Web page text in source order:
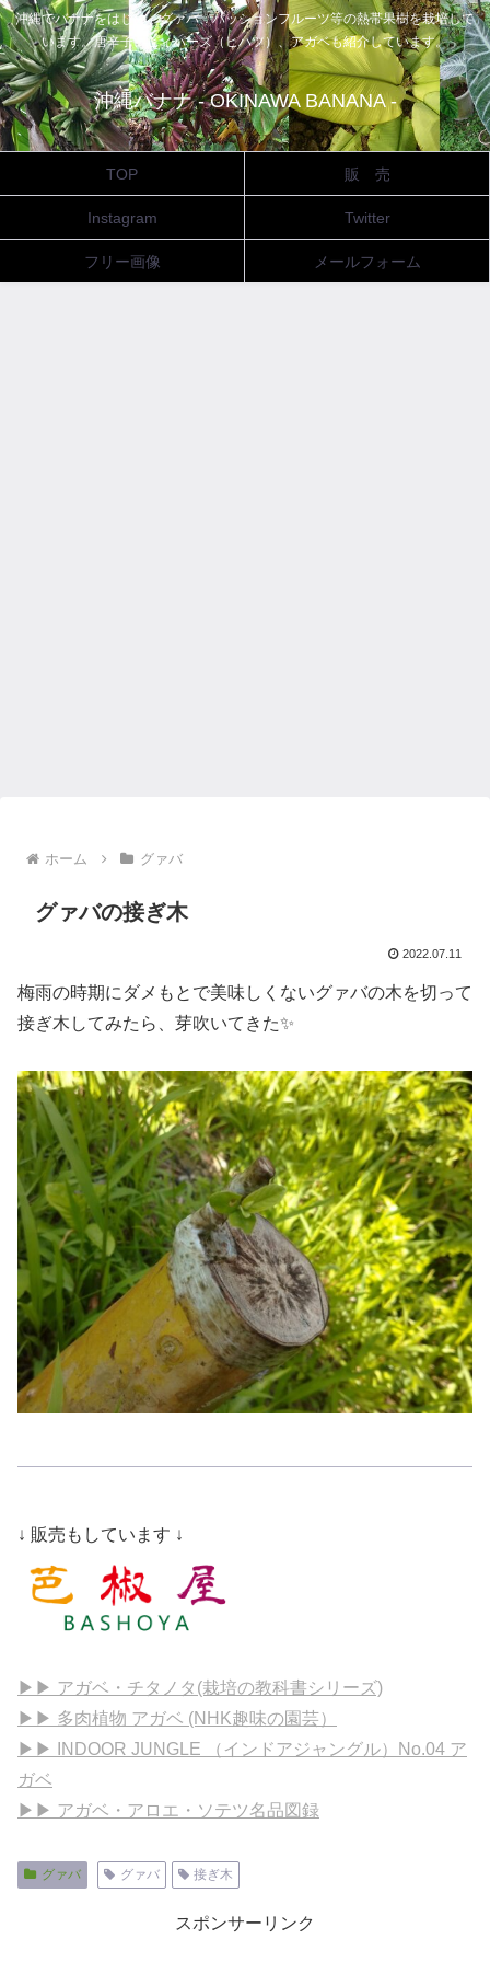
沖縄でバナナをはじめ、グァバ、パッションフルーツ等の熱帯果樹を栽培して
います。唐辛子、ピィパーズ（ヒハツ）、アガベも紹介しています。
沖縄バナナ - OKINAWA BANANA -
TOP 販 売
Instagram Twitter
フリー画像 メールフォーム
ホーム グァバ
グァバの接ぎ木
2022.07.11
梅雨の時期にダメもとで美味しくないグァバの木を切って
接ぎ木してみたら、芽吹いてきた✨
↓ 販売もしています ↓
▶▶ アガベ・チタノタ(栽培の教科書シリーズ)
▶▶ 多肉植物 アガベ (NHK趣味の園芸）
▶▶ INDOOR JUNGLE （インドアジャングル）No.04 ア
ガベ
▶▶ アガベ・アロエ・ソテツ名品図録
グァバ グァバ 接ぎ木
スポンサーリンク